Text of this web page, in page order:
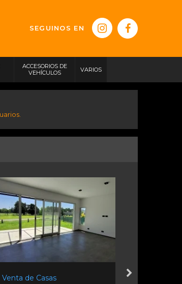
SEGUINOS EN
ACCESORIOS DE
VEHÍCULOS
VARIOS
Venta de Casas